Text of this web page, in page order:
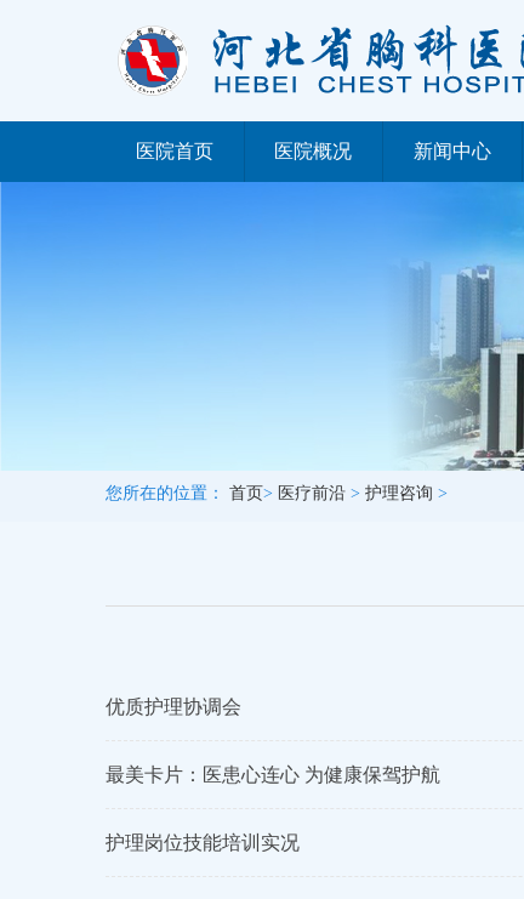
医院首页 医院概况 新闻中心
您所在的位置： 首页> 医疗前沿 > 护理咨询 >
优质护理协调会
最美卡片：医患心连心 为健康保驾护航
护理岗位技能培训实况